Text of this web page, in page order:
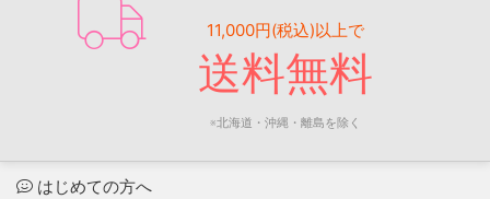
11,000円(税込)以上で
送料無料
※北海道・沖縄・離島を除く
はじめての方へ